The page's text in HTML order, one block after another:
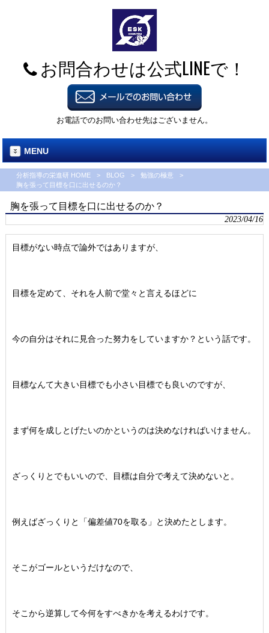
お問合わせは公式LINEで！
お電話でのお問い合わせ先はございません。
MENU
分析指導の栄進研 HOME > BLOG > 勉強の極意
>
胸を張って目標を口に出せるのか？
胸を張って目標を口に出せるのか？
2023/04/16
目標がない時点で論外ではありますが、
目標を定めて、それを人前で堂々と言えるほどに
今の自分はそれに見合った努力をしていますか？という話です。
目標なんて大きい目標でも小さい目標でも良いのですが、
まず何を成しとげたいのかというのは決めなければいけません。
ざっくりとでもいいので、目標は自分で考えて決めないと。
例えばざっくりと「偏差値70を取る」と決めたとします。
そこがゴールというだけなので、
そこから逆算して今何をすべきかを考えるわけです。